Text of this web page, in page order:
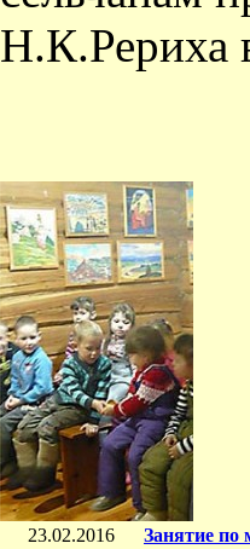
Н.К.Рериха
23.02.2016 Занятие